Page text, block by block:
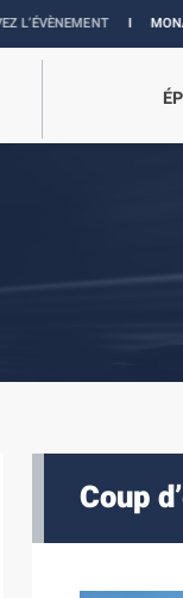
MONACO E-PRIX 2027
Coup